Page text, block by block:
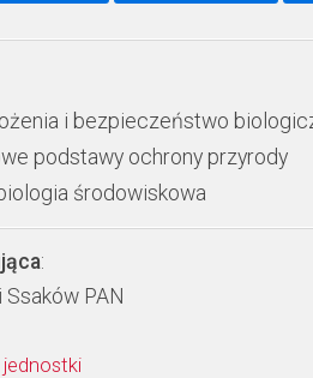
i bezpieczeństwo
podstawy ochrony przyrody
środowiskowa
:
PAN